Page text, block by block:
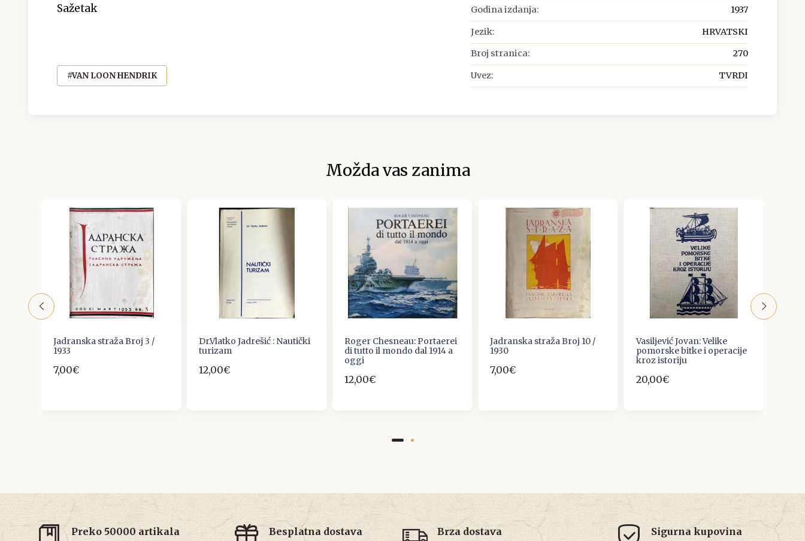
Sažetak
#VAN LOON HENDRIK
Godina izdanja: 1937
Jezik: HRVATSKI
Broj stranica: 270
Uvez: TVRDI
Možda vas zanima
Jadranska straža Broj 3 /
1933
7,00€
Dr.Vlatko Jadrešić : Nautički
turizam
12,00€
Roger Chesneau: Portaerei
di tutto il mondo dal 1914 a
oggi
12,00€
Jadranska straža Broj 10 /
1930
7,00€
Vasiljević Jovan: Velike
pomorske bitke i operacije
kroz istoriju
20,00€
Preko 50000 artikala Besplatna dostava Brza dostava Sigurna kupovina